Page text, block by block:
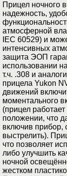
Прицел ночного
надежность,
атмосферной
IEC 60529) и
интенсивных
защита ЭОП
использовании
т.ч. .308 и
прицела Yukon
движений
моментального
(прицел
положении, что
включив прибор,
выстрелить).
что позволяет
либо улучшить
ночной
жестком